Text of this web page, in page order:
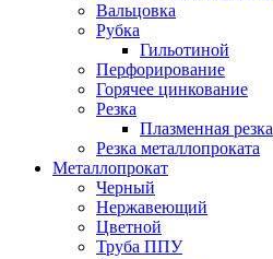
Вальцовка
Рубка
Гильотиной
Перфорирование
Горячее цинкование
Резка
Плазменная резка
Резка металлопроката
Металлопрокат
Черный
Нержавеющий
Цветной
Труба ППУ